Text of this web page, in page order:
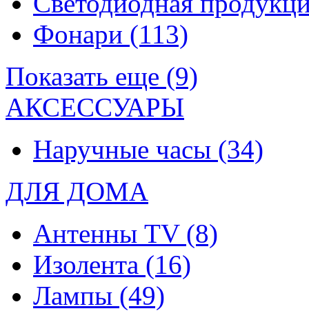
Фонари (113)
Показать еще (9)
АКСЕССУАРЫ
Наручные часы (34)
ДЛЯ ДОМА
Антенны TV (8)
Изолента (16)
Лампы (49)